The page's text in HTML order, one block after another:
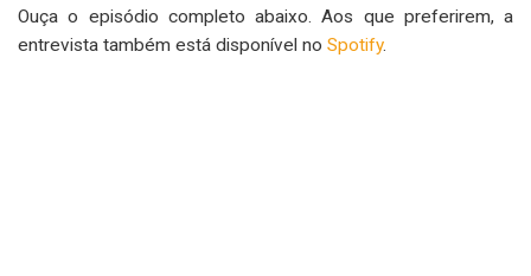
Ouça o episódio completo abaixo. Aos que preferirem, a
entrevista também está disponível no Spotify.